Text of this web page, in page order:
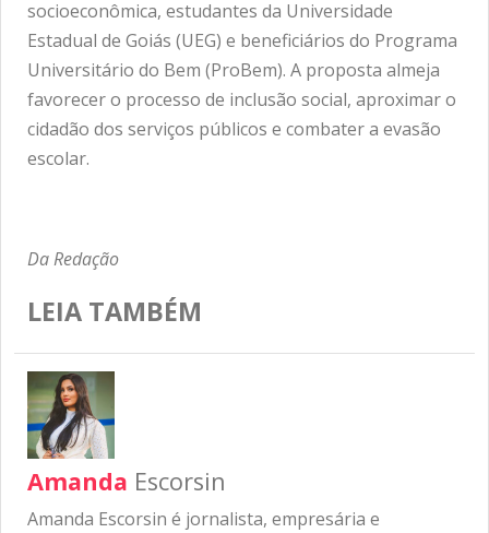
socioeconômica, estudantes da Universidade
Estadual de Goiás (UEG) e beneficiários do Programa
Universitário do Bem (ProBem). A proposta almeja
favorecer o processo de inclusão social, aproximar o
cidadão dos serviços públicos e combater a evasão
escolar.
Da Redação
LEIA TAMBÉM
Amanda Escorsin
Amanda Escorsin é jornalista, empresária e